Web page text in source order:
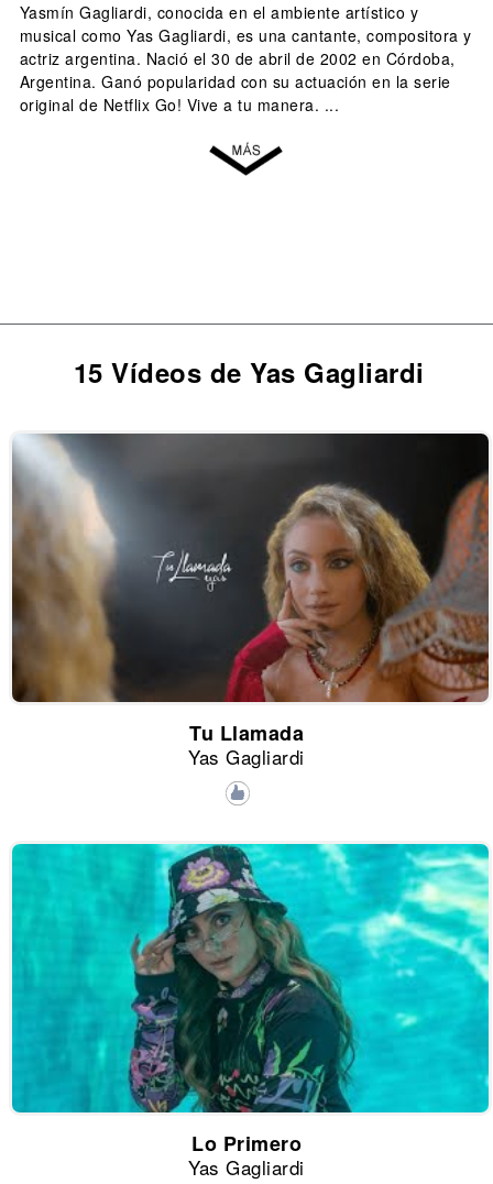
Yasmín Gagliardi, conocida en el ambiente artístico y
musical como Yas Gagliardi, es una cantante, compositora y
actriz argentina. Nació el 30 de abril de 2002 en Córdoba,
Argentina. Ganó popularidad con su actuación en la serie
original de Netflix Go! Vive a tu manera. ...
15 Vídeos de Yas Gagliardi
Tu Llamada
Yas Gagliardi
Lo Primero
Yas Gagliardi